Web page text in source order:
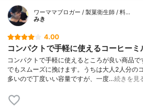
ワーママブロガー / 製菓衛生師 / 料…
みき
4.00
コンパクトで手軽に使えるコーヒーミ
コンパクトで手軽に使えるところが良い商品
でもスムーズに挽けます。うちは大人2人分の
多いので丁度いい容量ですが、一度…続きを見